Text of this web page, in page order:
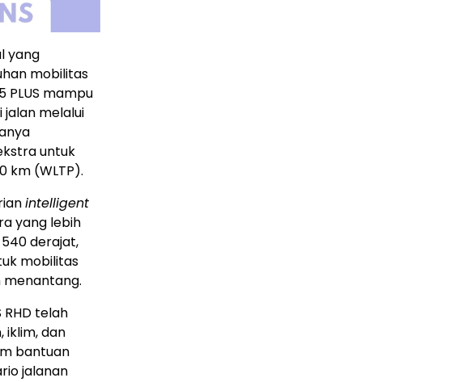
yang
mobilitas
PLUS mampu
melalui
untuk
km (WLTP).
intelligent
yang lebih
derajat,
mobilitas
RHD telah
iklim, dan
bantuan
jalanan